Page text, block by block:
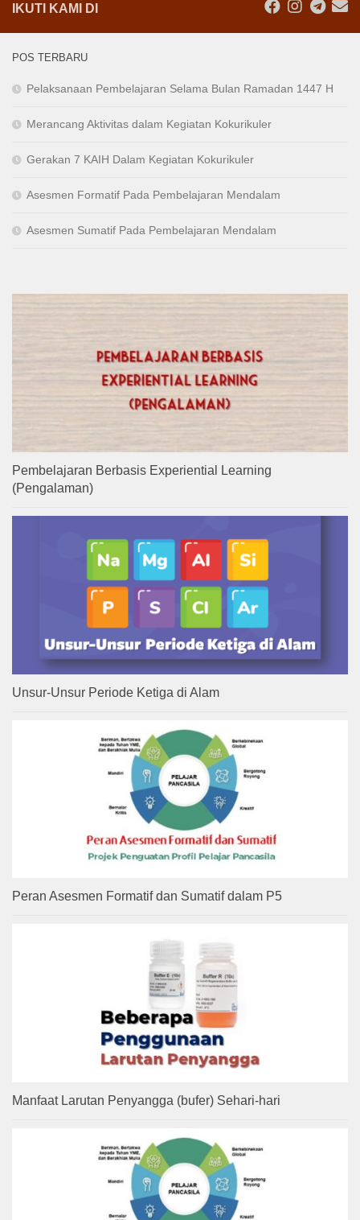
IKUTI KAMI DI
POS TERBARU
Pelaksanaan Pembelajaran Selama Bulan Ramadan 1447 H
Merancang Aktivitas dalam Kegiatan Kokurikuler
Gerakan 7 KAIH Dalam Kegiatan Kokurikuler
Asesmen Formatif Pada Pembelajaran Mendalam
Asesmen Sumatif Pada Pembelajaran Mendalam
Pembelajaran Berbasis Experiential Learning
(Pengalaman)
Unsur-Unsur Periode Ketiga di Alam
Peran Asesmen Formatif dan Sumatif dalam P5
Manfaat Larutan Penyangga (bufer) Sehari-hari